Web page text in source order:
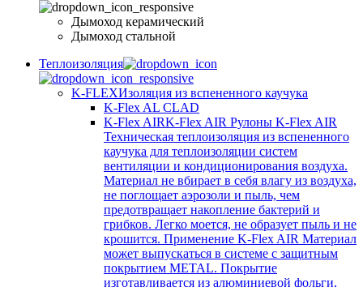
Дымоход керамический
Дымоход стальной
Теплоизоляция
K-FLEXИзоляция из вспененного каучука
K-Flex AL CLAD
K-Flex AIRK-Flex AIR Рулоны K-Flex AIR
Техническая теплоизоляция из вспененного
каучука для теплоизоляции систем
вентиляции и кондиционирования воздуха.
Материал не вбирает в себя влагу из воздуха,
не поглощает аэрозоли и пыль, чем
предотвращает накопление бактерий и
грибков. Легко моется, не образует пыль и не
крошится. Применение K-Flex AIR Материал
может выпускаться в системе c защитным
покрытием METAL. Покрытие
изготавливается из алюминиевой фольги,